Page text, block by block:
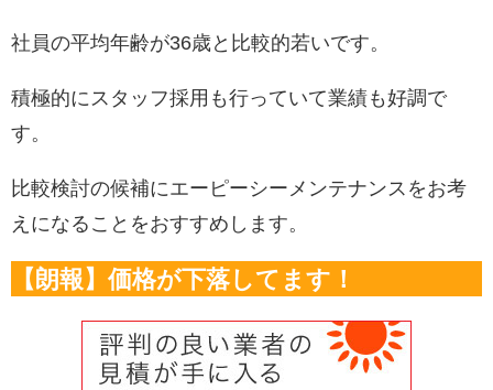
社員の平均年齢が36歳と比較的若いです。
積極的にスタッフ採用も行っていて業績も好調で
す。
比較検討の候補にエーピーシーメンテナンスをお考
えになることをおすすめします。
【朗報】価格が下落してます！